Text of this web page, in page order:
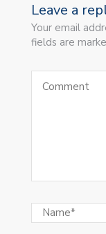
Leave a
Your email
fields are